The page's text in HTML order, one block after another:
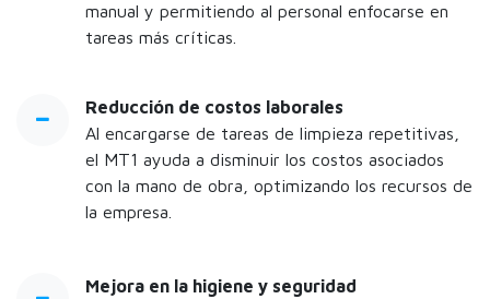
manual y permitiendo al personal enfocarse en
tareas más críticas.
Reducción de costos laborales
Al encargarse de tareas de limpieza repetitivas,
el MT1 ayuda a disminuir los costos asociados
con la mano de obra, optimizando los recursos de
la empresa.​
Mejora en la higiene y seguridad